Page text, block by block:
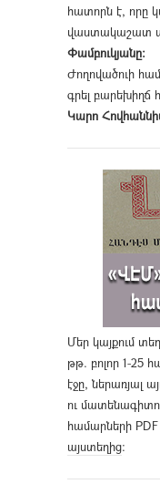
հատորն է, որը
վաստակաշատ
Փամբուկյանը։
Ժողովածուի
գրել բարեխիղճ
Կարո
Մեր կայքում
թթ. բոլոր 1-
էջը, ներառյալ
ու
համարների
այստեղից։